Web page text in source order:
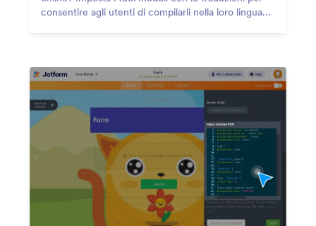
consentire agli utenti di compilarli nella loro lingua